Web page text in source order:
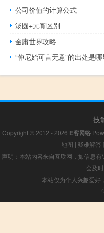
公司价值的计算公式
汤圆+元宵区别
金庸世界攻略
“仲尼始可言无意”的出处是哪
技
Copyright © 2012 - 2026 E客网络
地图 | 疑难解答
声明：本站内容来自互联网，如信息
会及
本站仅为个人兴趣爱好